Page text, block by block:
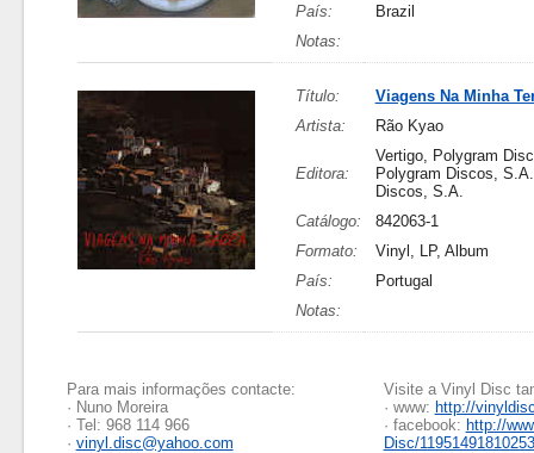
País:
Brazil
Notas:
Título:
Viagens Na Minha
Artista:
Rão Kyao
Editora:
Vertigo, Polygram
Polygram Discos,
Discos, S.A.
Catálogo:
842063-1
Formato:
Vinyl, LP, Album
País:
Portugal
Notas:
Para mais informações contacte:
· Nuno Moreira
· Tel: 968 114 966
· vinyl.disc@yahoo.com
Visite a Vinyl Disc
· www: http://
· facebook: http://
Disc/